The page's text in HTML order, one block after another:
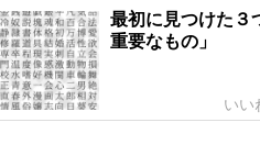
最初に見つけた３
重要なもの」
いい